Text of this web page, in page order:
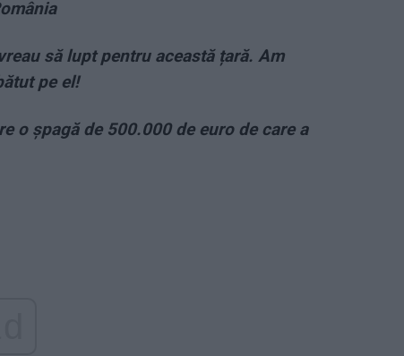
să lupt pentru această țară. Am
pe el!
o şpagă de 500.000 de euro de care a